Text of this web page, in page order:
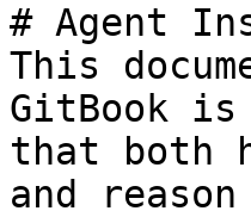
# Agent
This
GitBook is
that both
and